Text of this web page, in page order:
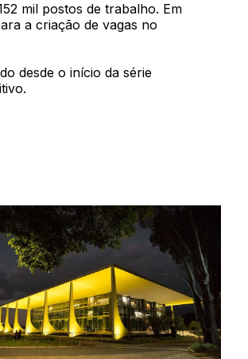
mil postos de trabalho. Em
a criação de vagas no
desde o início da série